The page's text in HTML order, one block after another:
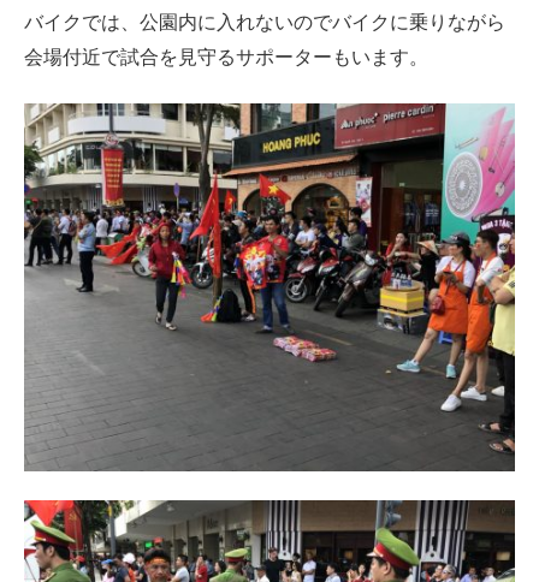
バイクでは、公園内に入れないのでバイクに乗りながら
会場付近で試合を見守るサポーターもいます。